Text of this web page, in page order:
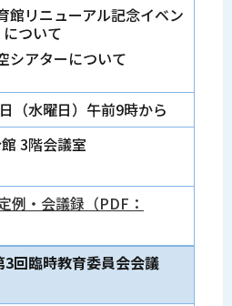
館リニューアル記念イベン
について
シアターについて
（水曜日）午前9時から
3階会議室
例・会議録（PDF：
回臨時教育委員会会議